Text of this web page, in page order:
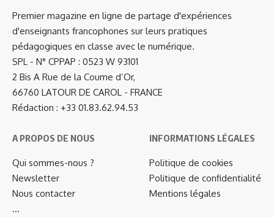
Premier magazine en ligne de partage d'expériences
d'enseignants francophones sur leurs pratiques
pédagogiques en classe avec le numérique.
SPL - N° CPPAP : 0523 W 93101
2 Bis A Rue de la Coume d’Or,
66760 LATOUR DE CAROL - FRANCE
Rédaction : +33 01.83.62.94.53
A PROPOS DE NOUS
Qui sommes-nous ?
Newsletter
Nous contacter
…
INFORMATIONS LÉGALES
Politique de cookies
Politique de confidentialité
Mentions légales